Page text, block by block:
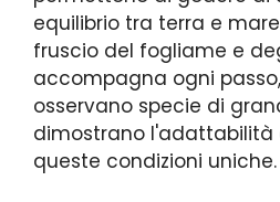
equilibrio tra terra e
fruscio del fogliame e
accompagna ogni
osservano specie di
dimostrano l'adattabilità
queste condizioni uniche.